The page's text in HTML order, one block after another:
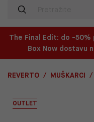
The Final Edit: do -
Box Now dostavu
REVERTO MUŠKARCI
OUTLET